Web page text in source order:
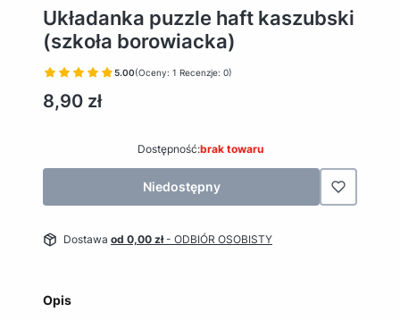
Układanka puzzle haft kaszubski
(szkoła borowiacka)
5.00(Oceny: 1 Recenzje: 0)
Cena
8,90 zł
Dostępność:brak towaru
Niedostępny
Dostawa od 0,00 zł- ODBIÓR OSOBISTY
Opis